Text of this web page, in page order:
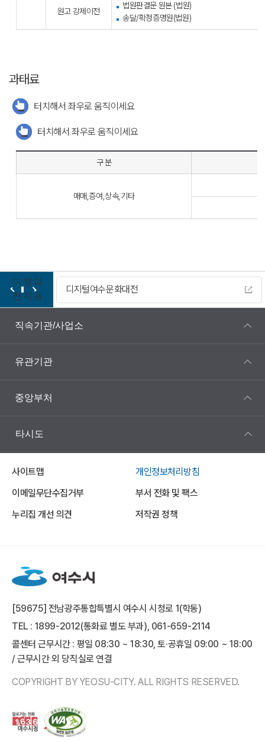
원고 강제이전
법원판결문 원본 (법원)
송달/확정증명원(법원)
과태료
터치해서 좌우로 움직이세요
터치해서 좌우로 움직이세요
구 분
매매,증여,상속,기타
이
전
정
지
다
음
디지털여수문화대전
직속기관/사업소
유관기관
중앙부처
타시도
사이트맵
개인정보처리방침
이메일무단수집거부
부서 전화 및 팩스
누리집 개선 의견
저작권 정책
[59675] 전남광주통합특별시 여수시 시청로 1(학동)
TEL : 1899-2012(통화료 별도 부과), 061-659-2114
콜센터 근무시간 : 평일 08:30 ~ 18:30, 토·공휴일 09:00 ~ 18:00
/ 근무시간 외 당직실로 연결
COPYRIGHT BY YEOSU-CITY. ALL RIGHTS RESERVED.